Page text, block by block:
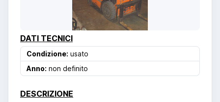
DATI TECNICI
Condizione: usato
Anno: non definito
DESCRIZIONE